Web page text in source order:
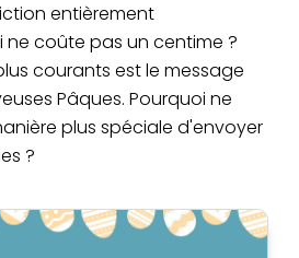
entièrement
ne coûte pas un centime ?
courants est le message
Pâques. Pourquoi ne
plus spéciale d'envoyer
?